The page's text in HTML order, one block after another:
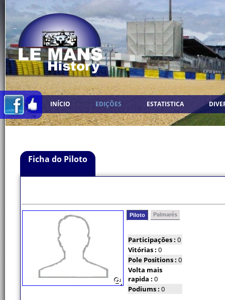
INÍCIO EDIÇÕES ESTATISTICA
Ficha do Piloto
Piloto Palmarés
Participações : 0
Vitórias : 0
Pole Positions : 0
Volta mais
rapida : 0
Podiums : 0